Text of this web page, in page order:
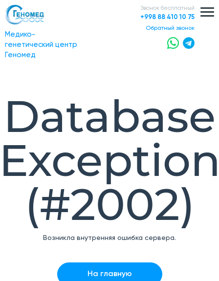
Медико-
генетический центр
Геномед
Звонок бесплатный
+998 88 410 10 75
обратный звонок
Database
(#2002)
Возникла внутренняя ошибка сервера.
На главную